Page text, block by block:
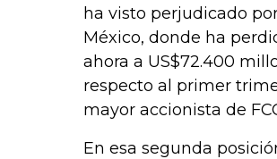
ha visto perjudicado
México, donde ha
ahora a US$72.400
respecto al primer
mayor accionista de
En esa segunda